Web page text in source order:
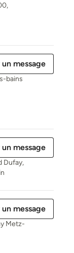
message
bains
message
Dufay,
message
Metz-